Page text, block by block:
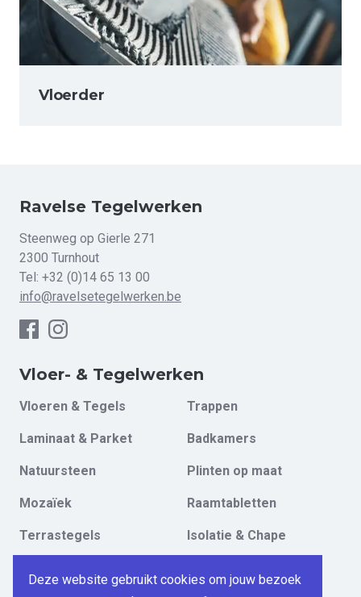
Deze website gebruikt cookies om jouw bezoek
Vloerder
Ravelse Tegelwerken
Steenweg op Gierle 271
2300 Turnhout
Tel: +32 (0)14 65 13 00
info@ravelsetegelwerken.be
Vloer- & Tegelwerken
Vloeren & Tegels
Laminaat & Parket
Natuursteen
Mozaïek
Terrastegels
Trappen
Badkamers
Plinten op maat
Raamtabletten
Isolatie & Chape